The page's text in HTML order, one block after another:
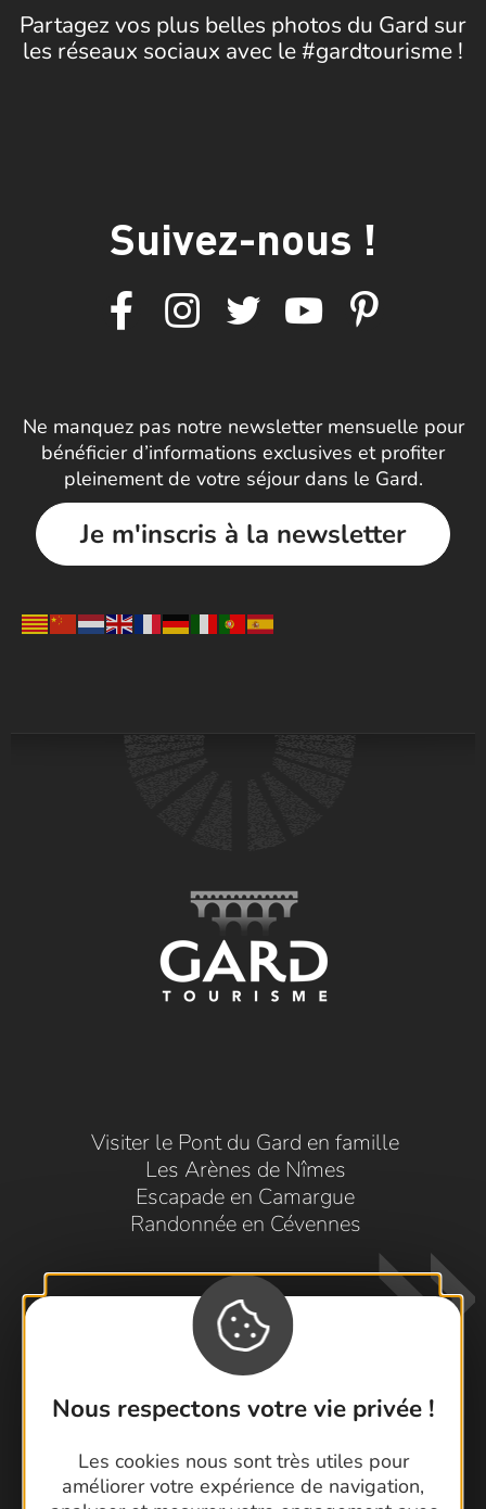
Nous respectons votre vie privée !
Les cookies nous sont très utiles pour
améliorer votre expérience de navigation,
Partagez vos plus belles photos du Gard sur
les réseaux sociaux avec le #gardtourisme !
Suivez-nous !
Ne manquez pas notre newsletter mensuelle pour
bénéficier d’informations exclusives et profiter
pleinement de votre séjour dans le Gard.
Je m'inscris à la newsletter
Visiter le Pont du Gard en famille
Les Arènes de Nîmes
Escapade en Camargue
Randonnée en Cévennes
Contactez-nous !
Foire aux questions